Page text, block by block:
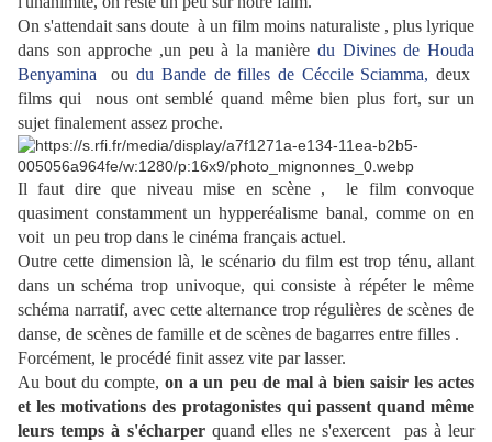
On s'attendait sans doute à un film moins naturaliste , plus lyrique
dans son approche ,un peu à la manièredu Divines de Houda
Benyamina oudu Bande de filles de Céccile Sciamma, deux
films qui nous ont semblé quand même bien plus fort, sur un
sujet finalement assez proche.
Il faut dire que niveau mise en scène , le film convoque
quasiment constamment un hypperéalisme banal, comme on en
voit un peu trop dans le cinéma français actuel.
Outre cette dimension là, le scénario du film est trop ténu, allant
dans un schéma trop univoque, qui consiste à répéter le même
schéma narratif, avec cette alternance trop régulières de scènes de
danse, de scènes de famille et de scènes de bagarres entre filles .
Forcément, le procédé finit assez vite par lasser.
Au bout du compte, on a un peu de mal à bien saisir les actes
et les motivations des protagonistes qui passent quand même
leurs temps à s'écharperquand elles ne s'exercent pas à leur